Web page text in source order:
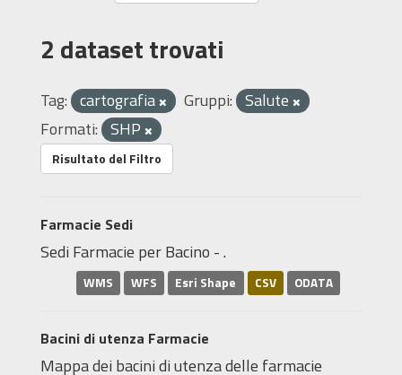
2 dataset trovati
Tag: cartografia Gruppi: Salute
Formati: SHP
Risultato del Filtro
Farmacie Sedi
Sedi Farmacie per Bacino - .
WMS WFS Esri Shape CSV ODATA
Bacini di utenza Farmacie
Mappa dei bacini di utenza delle farmacie